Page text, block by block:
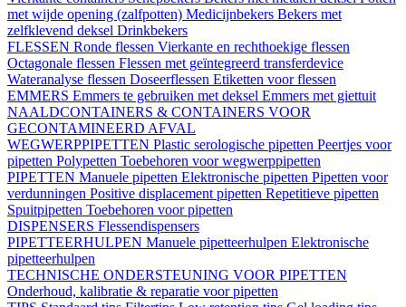
met wijde opening (zalfpotten) Medicijnbekers Bekers met
zelfklevend deksel Drinkbekers
FLESSEN Ronde flessen Vierkante en rechthoekige flessen
Octagonale flessen Flessen met geïntegreerd transferdevice
Wateranalyse flessen Doseerflessen Etiketten voor flessen
EMMERS Emmers te gebruiken met deksel Emmers met giettuit
NAALDCONTAINERS & CONTAINERS VOOR
GECONTAMINEERD AFVAL
WEGWERPPIPETTEN Plastic serologische pipetten Peertjes voor
pipetten Polypetten Toebehoren voor wegwerppipetten
PIPETTEN Manuele pipetten Elektronische pipetten Pipetten voor
verdunningen Positive displacement pipetten Repetitieve pipetten
Spuitpipetten Toebehoren voor pipetten
DISPENSERS Flessendispensers
PIPETTEERHULPEN Manuele pipetteerhulpen Elektronische
pipetteerhulpen
TECHNISCHE ONDERSTEUNING VOOR PIPETTEN
Onderhoud, kalibratie & reparatie voor pipetten